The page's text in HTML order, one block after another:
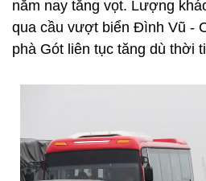
năm nay tăng vọt. Lượng
qua cầu vượt biển Đình Vũ -
phà Gót liên tục tăng dù thời